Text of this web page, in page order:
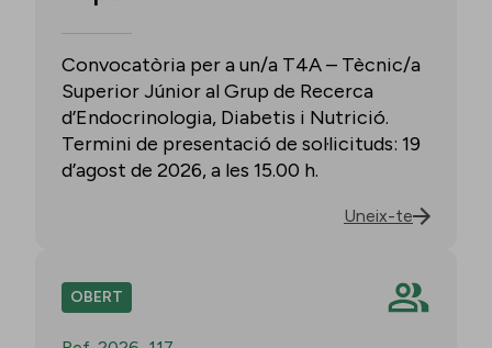
Convocatòria per a un/a T4A – Tècnic/a
Superior Júnior al Grup de Recerca
d’Endocrinologia, Diabetis i Nutrició.
Termini de presentació de sol·licituds: 19
d’agost de 2026, a les 15.00 h.
Uneix-te
OBERT